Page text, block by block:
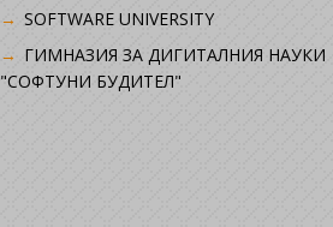
SOFTWARE UNIVERSITY
ГИМНАЗИЯ ЗА ДИГИТАЛНИЯ НАУКИ
"СОФТУНИ БУДИТЕЛ"